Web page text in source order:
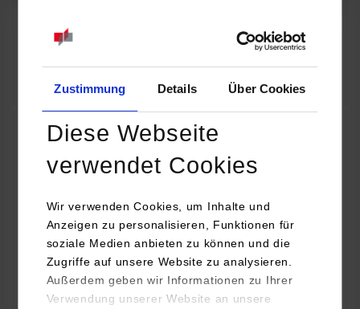
Zustimmung Details Über Cookies
Diese Webseite
verwendet Cookies
Wir verwenden Cookies, um Inhalte und
Anzeigen zu personalisieren, Funktionen für
soziale Medien anbieten zu können und die
Zugriffe auf unsere Website zu analysieren.
Außerdem geben wir Informationen zu Ihrer
Verwendung unserer Website an unsere
Online INDIS-Infoveranstaltung für Studierende
Zum Event
Technologietag: Clean Urban Transportation –
nachhaltige Mobilität im (sub)urbanen Umfeld
16.09.2026 - 17.09.2026
Im Mittelpunkt stehen elektrische Antriebe, moderne
Batterietechnologien und innovative Fahrzeugkonzepte für
nachhaltige Mobilität in Stadt und…